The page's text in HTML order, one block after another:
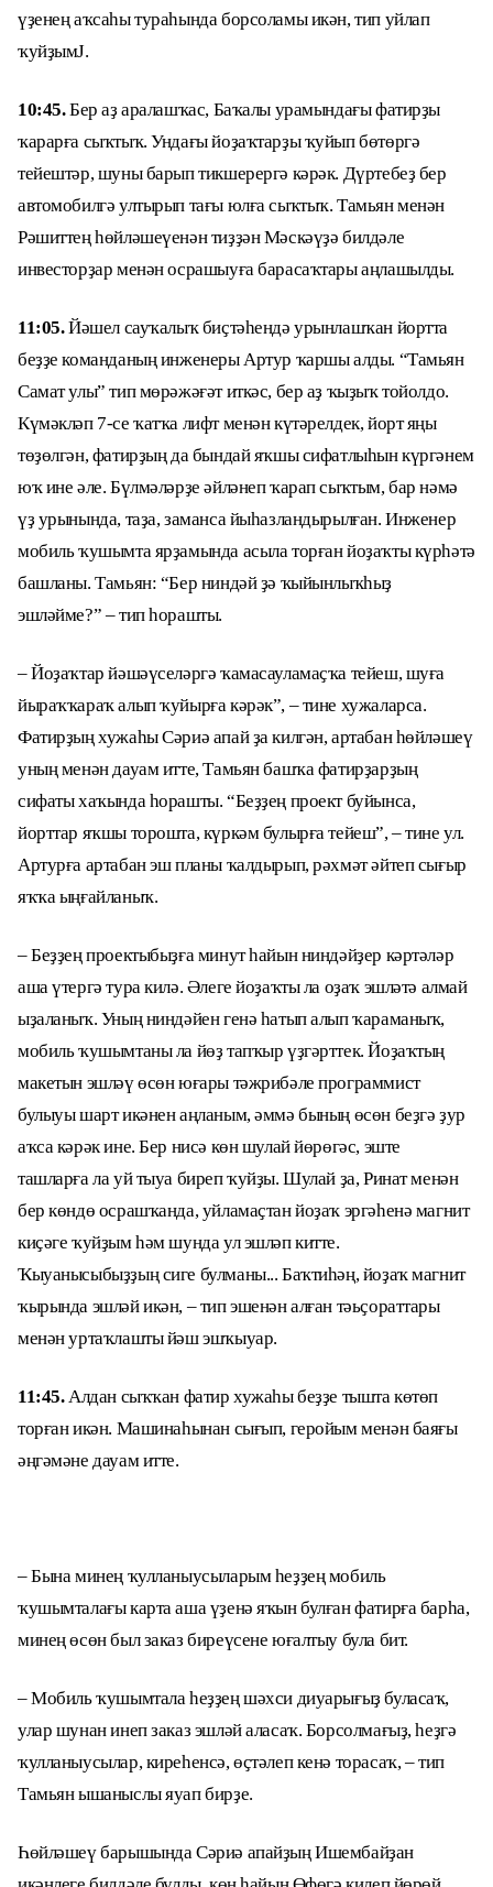
үҙенең аҡсаһы тураһында борсоламы икән, тип уйлап
ҡуйҙымJ.
10:45.Бер аҙ аралашҡас, Баҡалы урамындағы фатирҙы
ҡарарға сыҡтыҡ. Ундағы йоҙаҡтарҙы ҡуйып бөтөргә
тейештәр, шуны барып тикшерергә кәрәк. Дүртебеҙ бер
автомобилгә ултырып тағы юлға сыҡтыҡ. Тамьян менән
Рәшиттең һөйләшеүенән тиҙҙән Мәскәүҙә билдәле
инвесторҙар менән осрашыуға барасаҡтары аңлашылды.
11:05.Йәшел сауҡалыҡ биҫтәһендә урынлашҡан йортта
беҙҙе команданың инженеры Артур ҡаршы алды. “Тамьян
Самат улы” тип мөрәжәғәт иткәс, бер аҙ ҡыҙыҡ тойолдо.
Күмәкләп 7-се ҡатҡа лифт менән күтәрелдек, йорт яңы
төҙөлгән, фатирҙың да бындай яҡшы сифатлыһын күргәнем
юҡ ине әле. Бүлмәләрҙе әйләнеп ҡарап сыҡтым, бар нәмә
үҙ урынында, таҙа, заманса йыһазландырылған. Инженер
мобиль ҡушымта ярҙамында асыла торған йоҙаҡты күрһәтә
башланы. Тамьян: “Бер ниндәй ҙә ҡыйынлыҡһыҙ
эшләйме?” – тип һорашты.
– Йоҙаҡтар йәшәүселәргә ҡамасауламаҫҡа тейеш, шуға
йыраҡҡараҡ алып ҡуйырға кәрәк”, – тине хужаларса.
Фатирҙың хужаһы Сәриә апай ҙа килгән, артабан һөйләшеү
уның менән дауам итте, Тамьян башҡа фатирҙарҙың
сифаты хаҡында һорашты. “Беҙҙең проект буйынса,
йорттар яҡшы торошта, күркәм булырға тейеш”, – тине ул.
Артурға артабан эш планы ҡалдырып, рәхмәт әйтеп сығыр
яҡҡа ыңғайланыҡ.
– Беҙҙең проектыбыҙға минут һайын ниндәйҙер кәртәләр
аша үтергә тура килә. Әлеге йоҙаҡты ла оҙаҡ эшләтә алмай
ыҙаланыҡ. Уның ниндәйен генә һатып алып ҡараманыҡ,
мобиль ҡушымтаны ла йөҙ тапҡыр үҙгәрттек. Йоҙаҡтың
макетын эшләү өсөн юғары тәжрибәле программист
булыуы шарт икәнен аңланым, әммә бының өсөн беҙгә ҙур
аҡса кәрәк ине. Бер нисә көн шулай йөрөгәс, эште
ташларға ла уй тыуа биреп ҡуйҙы. Шулай ҙа, Ринат менән
бер көндө осрашҡанда, уйламаҫтан йоҙаҡ эргәһенә магнит
киҫәге ҡуйҙым һәм шунда ул эшләп китте.
Ҡыуанысыбыҙҙың сиге булманы... Баҡтиһәң, йоҙаҡ магнит
ҡырында эшләй икән, – тип эшенән алған тәьҫораттары
менән уртаҡлашты йәш эшҡыуар.
11:45.Алдан сыҡҡан фатир хужаһы беҙҙе тышта көтөп
торған икән. Машинаһынан сығып, геройым менән баяғы
әңгәмәне дауам итте.
–Бына минең ҡулланыусыларым һеҙҙең мобиль
ҡушымталағы карта аша үҙенә яҡын булған фатирға барһа,
минең өсөн был заказ биреүсене юғалтыу була бит.
– Мобиль ҡушымтала һеҙҙең шәхси диуарығыҙ буласаҡ,
улар шунан инеп заказ эшләй аласаҡ. Борсолмағыҙ, һеҙгә
ҡулланыусылар, киреһенсә, өҫтәлеп кенә торасаҡ, – тип
Тамьян ышаныслы яуап бирҙе.
Һөйләшеү барышында Сәриә апайҙың Ишембайҙан